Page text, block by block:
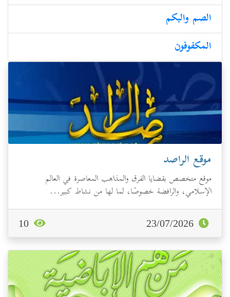
الصم والبكم
المكفوفون
موقع الراصد
موقع متخصص بقضايا الفرق والمذاهب المعاصرة في العالم
الإسلامي، والرافضة خصوصًا، لما لها من نشاط كبير...